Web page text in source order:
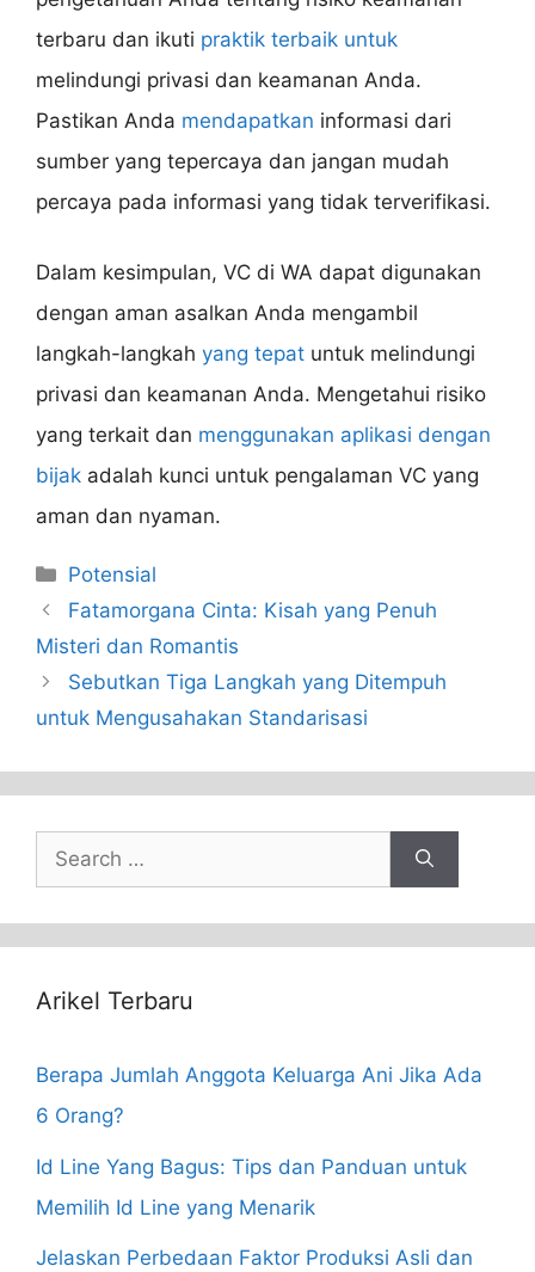
terbaru dan ikuti praktik terbaik untuk
melindungi privasi dan keamanan Anda.
Pastikan Anda mendapatkan informasi dari
sumber yang tepercaya dan jangan mudah
percaya pada informasi yang tidak terverifikasi.
Dalam kesimpulan, VC di WA dapat digunakan
dengan aman asalkan Anda mengambil
langkah-langkah yang tepat untuk melindungi
privasi dan keamanan Anda. Mengetahui risiko
yang terkait dan menggunakan aplikasi dengan
bijak adalah kunci untuk pengalaman VC yang
aman dan nyaman.
Categories
Potensial
Fatamorgana Cinta: Kisah yang Penuh
Misteri dan Romantis
Sebutkan Tiga Langkah yang Ditempuh
untuk Mengusahakan Standarisasi
Search
for:
Arikel Terbaru
Berapa Jumlah Anggota Keluarga Ani Jika Ada
6 Orang?
Id Line Yang Bagus: Tips dan Panduan untuk
Memilih Id Line yang Menarik
Jelaskan Perbedaan Faktor Produksi Asli dan